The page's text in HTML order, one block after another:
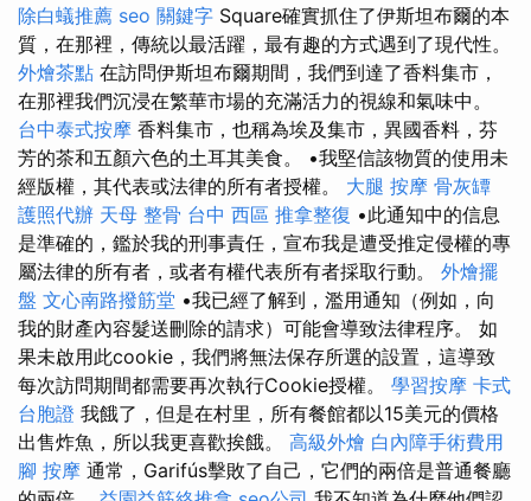
除白蟻推薦 seo 關鍵字 Square確實抓住了伊斯坦布爾的本
質，在那裡，傳統以最活躍，最有趣的方式遇到了現代性。
外燴茶點 在訪問伊斯坦布爾期間，我們到達了香料集市，
在那裡我們沉浸在繁華市場的充滿活力的視線和氣味中。
台中泰式按摩 香料集市，也稱為埃及集市，異國香料，芬
芳的茶和五顏六色的土耳其美食。 •我堅信該物質的使用未
經版權，其代表或法律的所有者授權。 大腿 按摩 骨灰罈
護照代辦 天母 整骨 台中 西區 推拿整復 •此通知中的信息
是準確的，鑑於我的刑事責任，宣布我是遭受推定侵權的專
屬法律的所有者，或者有權代表所有者採取行動。 外燴擺
盤 文心南路撥筋堂 •我已經了解到，濫用通知（例如，向
我的財產內容髮送刪除的請求）可能會導致法律程序。 如
果未啟用此cookie，我們將無法保存所選的設置，這導致
每次訪問期間都需要再次執行Cookie授權。 學習按摩 卡式
台胞證 我餓了，但是在村里，所有餐館都以15美元的價格
出售炸魚，所以我更喜歡挨餓。 高級外燴 白內障手術費用
腳 按摩 通常，Garifús擊敗了自己，它們的兩倍是普通餐廳